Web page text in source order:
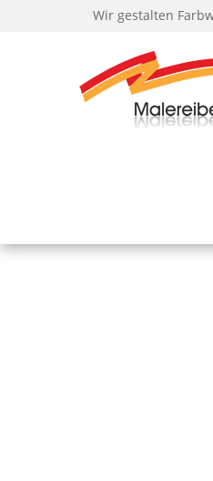
Wir gestalten